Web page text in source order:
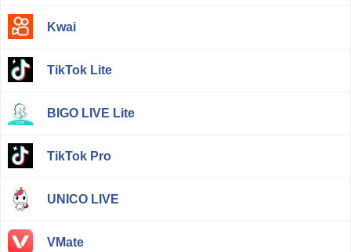
Kwai
TikTok Lite
BIGO LIVE Lite
TikTok Pro
UNICO LIVE
VMate